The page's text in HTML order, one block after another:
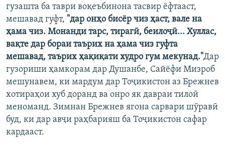
гузашта ба таври воқеъбинона тасвир ёфтааст,
мешавад гуфт, "дар онҳо бисёр чиз ҳаст, вале на
ҳама чиз. Монанди тарс, тирагӣ, беилоҷӣ... Хуллас,
вақте дар бораи таърих на ҳама чиз гуфта
мешавад, таърих ҳақиқати худро гум мекунад."Дар
гузориши ҳамкорам дар Душанбе, Сайёфи Мизроб
мешунавем, ки мардум дар Тоҷикистон аз Брежнев
хотираҳои хуб доранд ва онро як давраи тилоӣ
меноманд. Зимнан Брежнев ягона сарвари шӯравӣ
буд, ки дар авҷи раҳбарияш ба Тоҷикистон сафар
кардааст.